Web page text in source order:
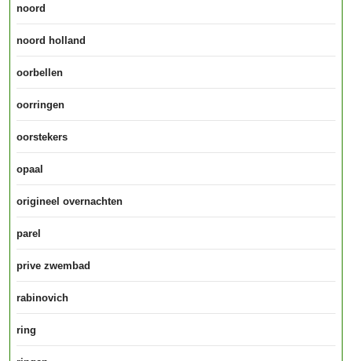
noord
noord holland
oorbellen
oorringen
oorstekers
opaal
origineel overnachten
parel
prive zwembad
rabinovich
ring